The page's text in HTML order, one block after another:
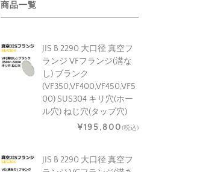
商品一覧
JIS B 2290 大口径 真空フ
ランジ VFフランジ(溝な
し) ブランク
(VF350,VF400,VF450,VF5
00) SUS304 キリ穴(ホー
ル穴) ねじ穴(タップ穴)
¥195,800(税込)
JIS B 2290 大口径 真空フ